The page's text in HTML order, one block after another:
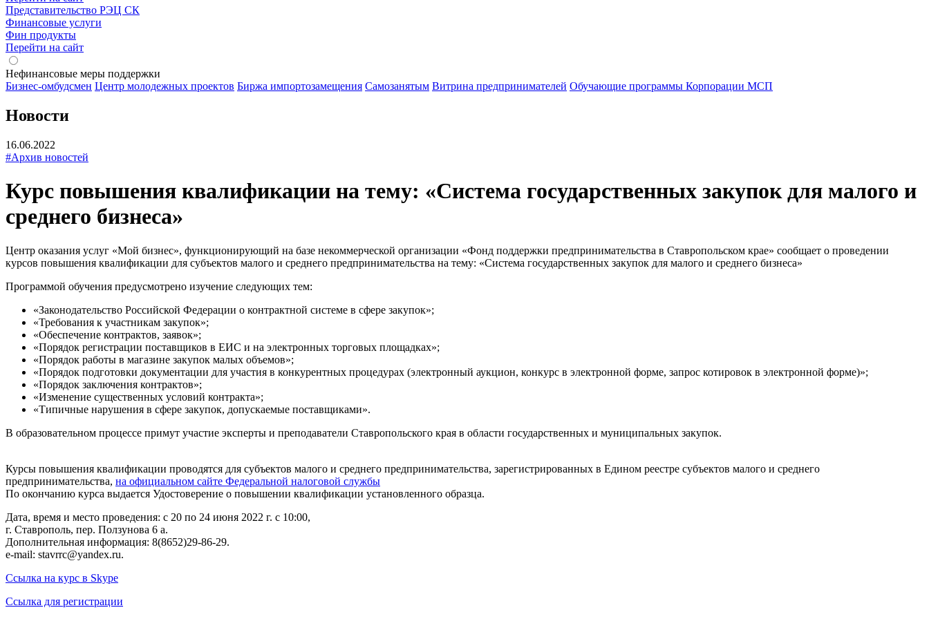
Представительство РЭЦ СК
Финансовые услуги
Фин продукты
Перейти на сайт
Нефинансовые меры поддержки
Бизнес-омбудсмен Центр молодежных проектов Биржа импортозамещения Cамозанятым Витрина предпринимателей Обучающие программы Корпорации МСП
Новости
16.06.2022
#Архив новостей
Курс повышения квалификации на тему: «Система государственных закупок для малого и
среднего бизнеса»
Центр оказания услуг «Мой бизнес», функционирующий на базе некоммерческой организации «Фонд поддержки предпринимательства в Ставропольском крае» сообщает о проведении
курсов повышения квалификации для субъектов малого и среднего предпринимательства на тему: «Система государственных закупок для малого и среднего бизнеса»
Программой обучения предусмотрено изучение следующих тем:
«Законодательство Российской Федерации о контрактной системе в сфере закупок»;
«Требования к участникам закупок»;
«Обеспечение контрактов, заявок»;
«Порядок регистрации поставщиков в ЕИС и на электронных торговых площадках»;
«Порядок работы в магазине закупок малых объемов»;
«Порядок подготовки документации для участия в конкурентных процедурах (электронный аукцион, конкурс в электронной форме, запрос котировок в электронной форме)»;
«Порядок заключения контрактов»;
«Изменение существенных условий контракта»;
«Типичные нарушения в сфере закупок, допускаемые поставщиками».
В образовательном процессе примут участие эксперты и преподаватели Ставропольского края в области государственных и муниципальных закупок.
Курсы повышения квалификации проводятся для субъектов малого и среднего предпринимательства, зарегистрированных в Едином реестре субъектов малого и среднего
предпринимательства, на официальном сайте Федеральной налоговой службы
По окончанию курса выдается Удостоверение о повышении квалификации установленного образца.
Дата, время и место проведения: с 20 по 24 июня 2022 г. с 10:00,
г. Ставрополь, пер. Ползунова 6 а.
Дополнительная информация: 8(8652)29-86-29.
e-mail: stavrrc@yandex.ru.
Ссылка на курс в Skype
Ссылка для регистрации